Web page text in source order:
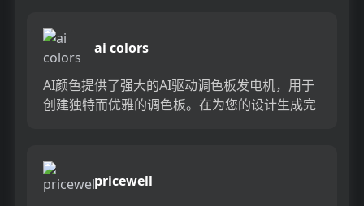
ai colors
AI颜色提供了强大的AI驱动调色板发电机，用于
创建独特而优雅的调色板。在为您的设计生成完
pricewell